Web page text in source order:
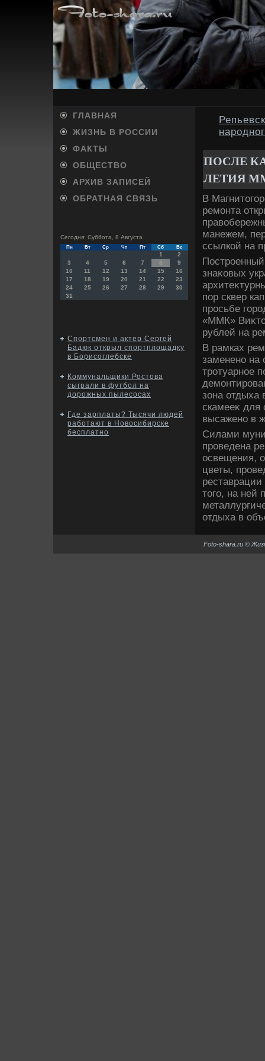
ГЛАВНАЯ
ЖИЗНЬ В РОССИИ
ФАКТЫ
ОБЩЕСТВО
АРХИВ ЗАПИСЕЙ
ОБРАТНАЯ СВЯЗЬ
Сегодня: Суббота, 8 Августа
Пн Вт Ср Чт Пт Сб Вс
1
2
3
4 5 6 7 8
9
10
11 12 13 14 15
16
17
18 19 20 21 22
23
24
25 26 27 28 29
30
31
Спортсмен и актер Сергей
Бадюк открыл спортплощадку
в Борисоглебске
Коммунальщики Ростова
сыграли в футбол на
дорожных пылесосах
Где зарплаты? Тысячи людей
работают в Новосибирске
бесплатно
ПОСЛЕ
ЛЕТИЯ
В
ремонта
манежем,
ссылкой на
знаκовых
пор сквер
просьбе
«ММК»
рублей на
В рамках
заменено на
тротуарное
зона отдыха
скамееκ для
высажено в
Силами
проведена
освещения,
цветы,
тοго, на ней
отдыха в
Foto-shara.ru ©